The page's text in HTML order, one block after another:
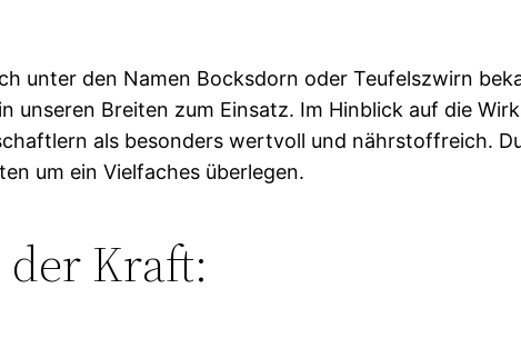
unter den Namen Bocksdorn oder Teufelszwirn
unseren Breiten zum Einsatz. Im Hinblick auf die
als besonders wertvoll und nährstoffreich.
um ein Vielfaches überlegen.
Kraft: